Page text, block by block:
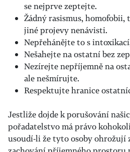
se nejprve zeptejte.
Žádný rasismus, homofobii,
jiné projevy nenávisti.
Nepřehánějte to s
Nešahejte na ostatní bez
Nezírejte nepříjemně na
ale nešmírujte.
Respektujte hranice
Jestliže dojde k porušování
pořadatelstvo má právo
usoudí-li že tyto osoby ohrožují